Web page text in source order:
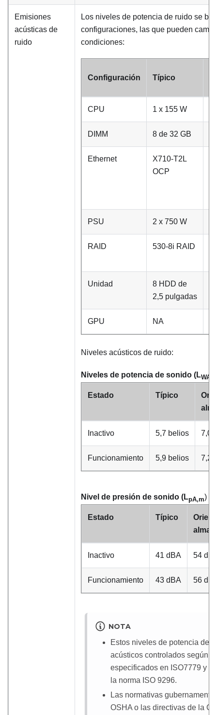
Emisiones
acústicas de
ruido
Los niveles de potencia de ruido se
configuraciones, las que pueden
condiciones:
Configuración Típico
CPU 1 x 155 W
DIMM 8 de 32 GB
Ethernet
X710-T2L
OCP
PSU 2 x 750 W
RAID 530-8i RAID
Unidad
8 HDD de
2,5 pulgadas
GPU NA
Niveles acústicos de ruido:
Niveles de potencia de sonido (L
Estado Típico
Inactivo 5,7 belios 7,0
Funcionamiento 5,9 belios 7,2
Nivel de presión de sonido (LpA,m)
Estado Típico
Inactivo 41 dBA 54
Funcionamiento 43 dBA 56
NOTA
Estos niveles de potencia de
acústicos controlados según
especificados en ISO7779 y
la norma ISO 9296.
Las normativas
OSHA o las directivas de la